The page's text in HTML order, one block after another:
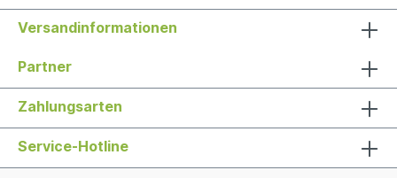
Versandinformationen
Partner
Zahlungsarten
Service-Hotline